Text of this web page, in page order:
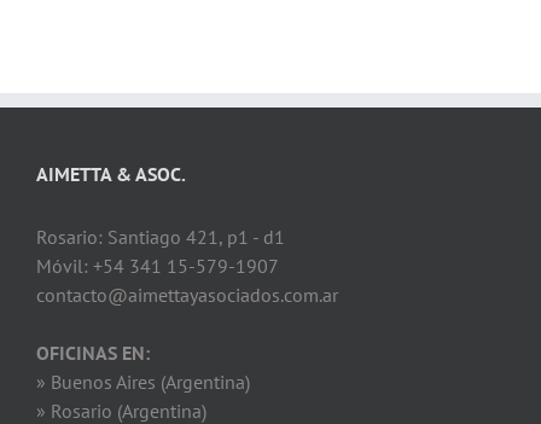
AIMETTA & ASOC.
Rosario: Santiago 421, p1 - d1
Móvil: +54 341 15-579-1907
contacto@aimettayasociados.com.ar
OFICINAS EN:
» Buenos Aires (Argentina)
» Rosario (Argentina)